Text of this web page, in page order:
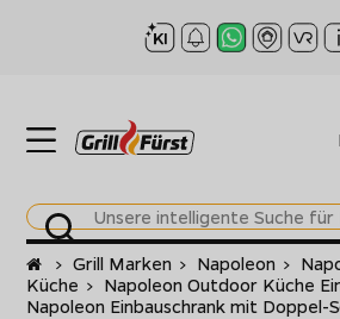
Startseite
> Grill Marken > Napoleon >
Küche > Napoleon Outdoor Küche
Napoleon Einbauschrank mit Doppel-